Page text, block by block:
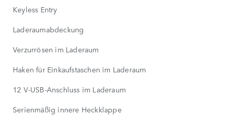
Keyless Entry
Laderaumabdeckung
Verzurrösen im Laderaum
Haken für Einkaufstaschen im Laderaum
12 V-USB-Anschluss im Laderaum
Serienmäßig innere Heckklappe